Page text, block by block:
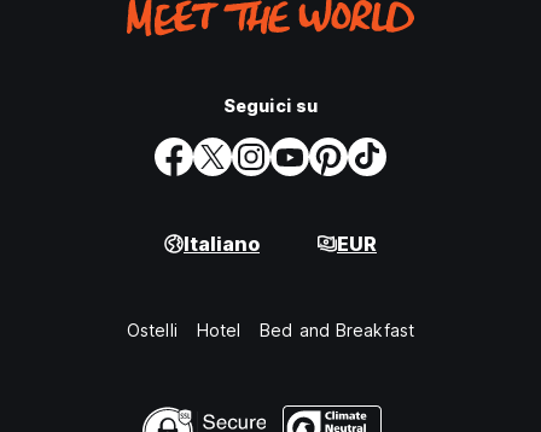
Seguici su
Italiano EUR
Ostelli Hotel Bed and Breakfast